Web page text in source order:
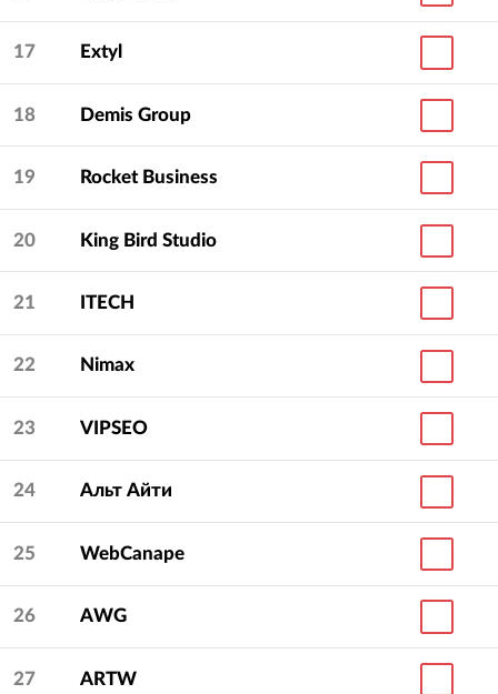
17 Extyl
18 Demis Group
19 Rocket Business
20 King Bird Studio
21 ITECH
22 Nimax
23 VIPSEO
24 Альт Айти
25 WebCanape
26 AWG
27 ARTW